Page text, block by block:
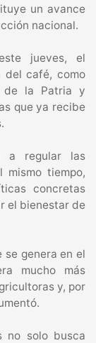
un avance
nacional.
jueves, el
del café, como
de la Patria y
que ya recibe
a regular las
tiempo,
concretas
el bienestar de
se genera en el
mucho más
y, por
no solo busca